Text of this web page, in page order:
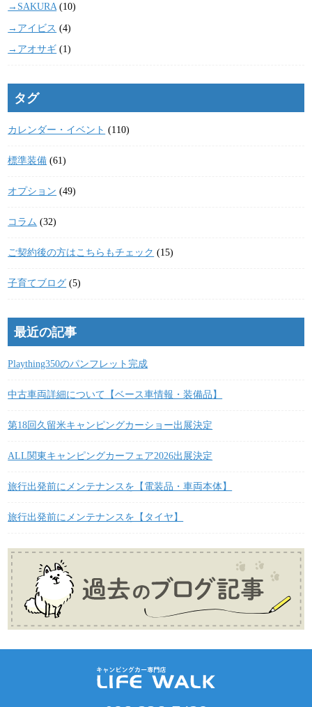
→SAKURA(10)
→アイビス (4)
→アオサギ (1)
タグ
カレンダー・イベント (110)
標準装備 (61)
オプション (49)
コラム (32)
ご契約後の方はこちらもチェック (15)
子育てブログ (5)
最近の記事
Plaything350のパンフレット完成
中古車両詳細について【ベース車情報・装備品】
第18回久留米キャンピングカーショー出展決定
ALL関東キャンピングカーフェア2026出展決定
旅行出発前にメンテナンスを【電装品・車両本体】
旅行出発前にメンテナンスを【タイヤ】